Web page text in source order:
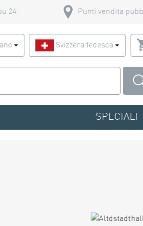
24 Punti vendita
Svizzera tedesca
SPECIALI